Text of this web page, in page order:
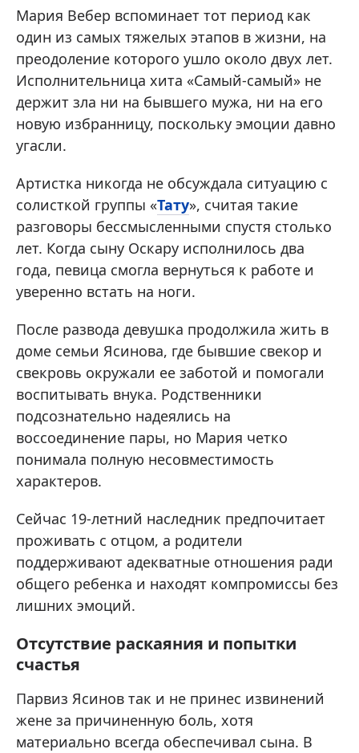
Мария Вебер вспоминает тот период как
один из самых тяжелых этапов в жизни, на
преодоление которого ушло около двух лет.
Исполнительница хита «Самый-самый» не
держит зла ни на бывшего мужа, ни на его
новую избранницу, поскольку эмоции давно
угасли.
Артистка никогда не обсуждала ситуацию с
солисткой группы «Тату», считая такие
разговоры бессмысленными спустя столько
лет. Когда сыну Оскару исполнилось два
года, певица смогла вернуться к работе и
уверенно встать на ноги.
После развода девушка продолжила жить в
доме семьи Ясинова, где бывшие свекор и
свекровь окружали ее заботой и помогали
воспитывать внука. Родственники
подсознательно надеялись на
воссоединение пары, но Мария четко
понимала полную несовместимость
характеров.
Сейчас 19-летний наследник предпочитает
проживать с отцом, а родители
поддерживают адекватные отношения ради
общего ребенка и находят компромиссы без
лишних эмоций.
Отсутствие раскаяния и попытки
счастья
Парвиз Ясинов так и не принес извинений
жене за причиненную боль, хотя
материально всегда обеспечивал сына. В